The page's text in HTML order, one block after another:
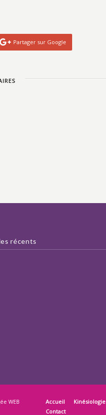
Partager sur Google
récents
WEB Accueil Kinésiologie
Contact